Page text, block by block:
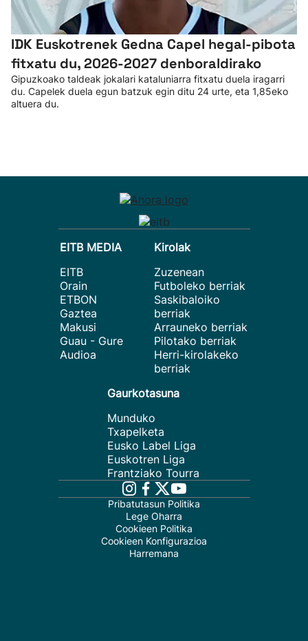
IDK Euskotrenek Gedna Capel hegal-pibota
fitxatu du, 2026-2027 denboraldirako
Gipuzkoako taldeak jokalari kataluniarra fitxatu duela iragarri
du. Capelek duela egun batzuk egin ditu 24 urte, eta 1,85eko
altuera du.
EITB MEDIA
EITB
Orain
ETBON
Gaztea
Makusi
Guau - Gure
Audioa
Kirolak
Zuzenean
Futboleko berriak
Saskibaloiko
berriak
Arrauneko berriak
Pilotako berriak
Herri-kirolakeko
berriak
Gaurkotasuna
Munduko
Txapelketa
Eusko Label Liga
Euskotren Liga
Frantziako Tourra
Pribatutasun Politika
Lege Oharra
Cookieen Politika
Cookieen Konfigurazioa
Harremana